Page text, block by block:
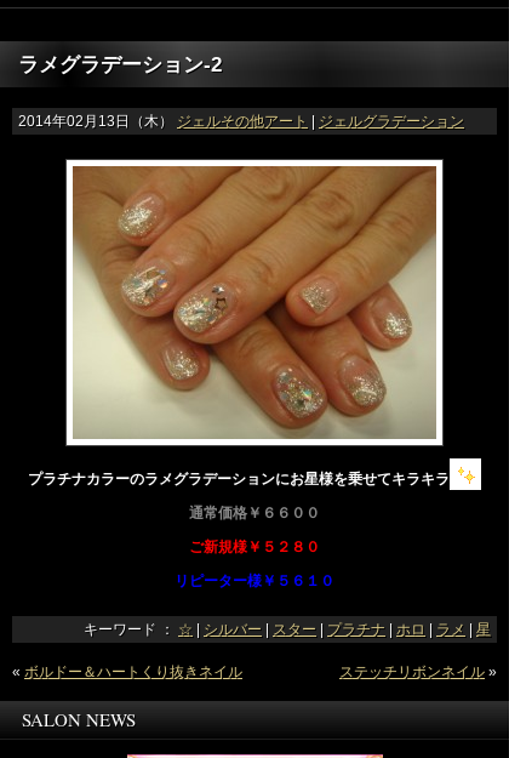
ラメグラデーション-2
2014年02月13日（木） ジェルその他アート | ジェルグラデーション
プラチナカラーのラメグラデーションにお星様を乗せてキラキラ
通常価格￥６６００
ご新規様￥５２８０
リピーター様￥５６１０
キーワード ： ☆ | シルバー | スター | プラチナ | ホロ | ラメ | 星
« ボルドー＆ハートくり抜きネイル ステッチリボンネイル »
SALON NEWS